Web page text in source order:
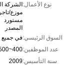
نوع الأعمال:الشركة
موزع/
مستورد
المصدر
السوق الرئيسي:في جميع
عدد الموظفين:400~500 الناس
سنة التأسيس:2009